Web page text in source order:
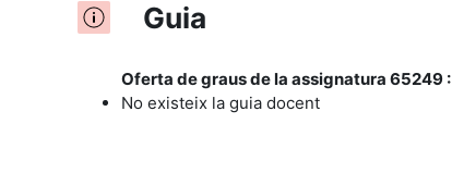
Guia
Oferta de graus de la assignatura 65249 :
No existeix la guia docent